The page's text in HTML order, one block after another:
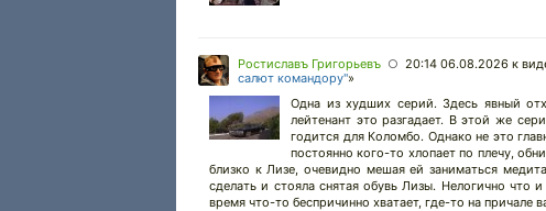
Ростиславъ Григорьевъ ○ 20:14 06.08.2026 к
салют командору"»
Одна из худших серий. Здесь явный
лейтенант это разгадает. В этой же
годится для Коломбо. Однако не это
постоянно кого-то хлопает по плечу,
близко к Лизе, очевидно мешая ей заниматься
сделать и стояла снятая обувь Лизы. Нелогично что
время что-то беспричинно хватает, где-то на